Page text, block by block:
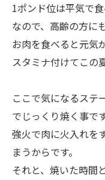
1ポンド位は平気で食
なので、高齢の方に
お肉を食べると元気
スタミナ付けてこの
ここで気になるステ
でじっくり焼く事です
強火で肉に火入れを
まうからです。
それと、焼いた時間